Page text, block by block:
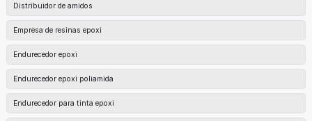
Distribuidor de amidos
Empresa de resinas epoxi
Endurecedor epoxi
Endurecedor epoxi poliamida
Endurecedor para tinta epoxi